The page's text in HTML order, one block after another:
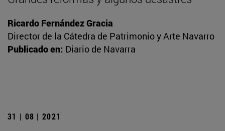
Ricardo Fernández Gracia
Director de la Cátedra de Patrimonio y Arte Navarro
Publicado en: Diario de Navarra
31 | 08 | 2021